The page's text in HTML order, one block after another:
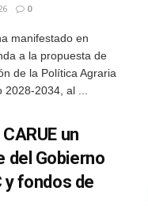
0
manifestado en
a la propuesta de
de la Política Agraria
2034, al ...
un
del Gobierno
y fondos de